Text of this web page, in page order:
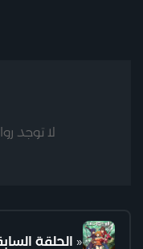
لا توجد
« الحلقة